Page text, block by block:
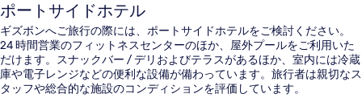
ポートサイドホテル
ギズボンへご旅行の際には、ポートサイドホテルをご検討ください。
24 時間営業のフィットネスセンターのほか、屋外プールをご利用いた
だけます。スナックバー / デリおよびテラスがあるほか、室内には冷蔵
庫や電子レンジなどの便利な設備が備わっています。旅行者は親切なス
タッフや総合的な施設のコンディションを評価しています。